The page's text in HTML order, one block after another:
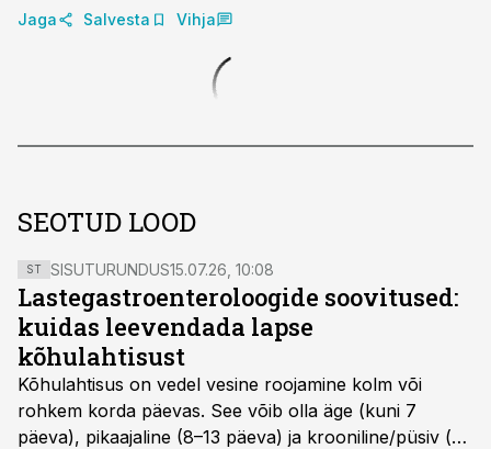
Jaga Salvesta Vihja
SEOTUD LOOD
ST SISUTURUNDUS15.07.26, 10:08
Lastegastroenteroloogide soovitused:
kuidas leevendada lapse
kõhulahtisust
Kõhulahtisus on vedel vesine roojamine kolm või
rohkem korda päevas. See võib olla äge (kuni 7
päeva), pikaajaline (8–13 päeva) ja krooniline/püsiv (>